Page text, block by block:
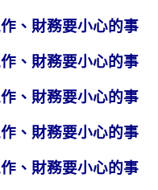
、財務要小心的事
、財務要小心的事
、財務要小心的事
、財務要小心的事
、財務要小心的事